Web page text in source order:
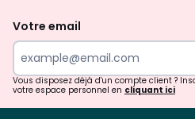
Votre email
Vous disposez déjà d'un compte client ?
votre espace personnel en cliquant ici